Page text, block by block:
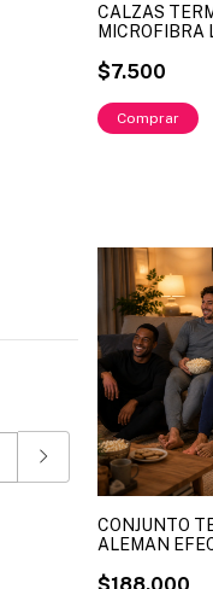
CALZAS
MICROFIBRA
MAYOR )
$7.500
Comprar
CONJUNTO
ALEMAN
1BC13-4 XL -